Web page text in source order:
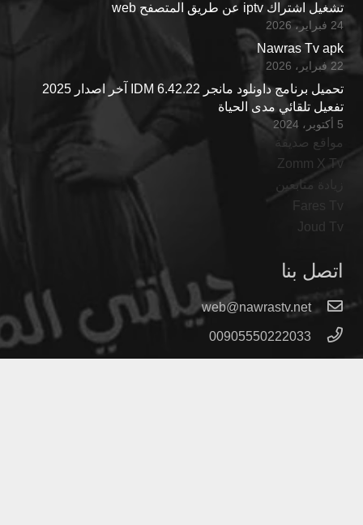
تشغيل اشتراك iptv عن طريق المتصفح web
24 فبراير، 2026
Nawras Tv apk
22 فبراير، 2026
تحميل برنامج داونلود مانجر IDM 6.42.22 آخر اصدار 2025
تفعيل تلقائي مدى الحياة
5 أكتوبر، 2024
مواقع صديقة
Zomm X Tv
زيادة متابعين
Fares Tv
Joud Tv
اتصل بنا
web@nawrastv.net
00905550222033